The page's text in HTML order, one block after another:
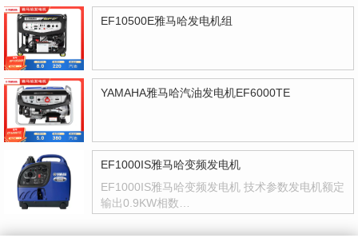
EF10500E雅马哈发电机组
YAMAHA雅马哈汽油发电机EF6000TE
EF1000IS雅马哈变频发电机
EF1000IS雅马哈变频发电机 技术参数发电机额定
输出0.9KW相数…